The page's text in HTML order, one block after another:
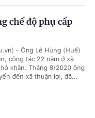
chế độ phụ cấp
- Ông Lê Hùng (Huế)
công tác 22 năm ở xã
khăn. Tháng 8/2020 ông
đến xã thuận lợi, đã...